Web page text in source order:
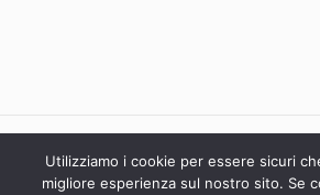
© ASP EMANUELE BRIGNOLE Via della Libertà
Utilizziamo i cookie per essere sicuri
migliore esperienza sul nostro sito. Se